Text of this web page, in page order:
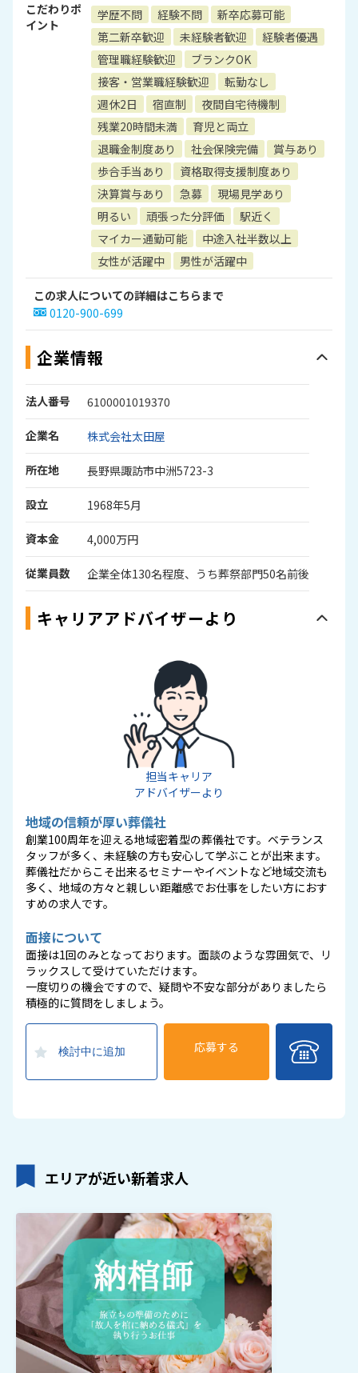
こだわりポ
イント
学歴不問 経験不問
新卒応募可能
第二新卒歓迎
未経験者歓迎
経験者優遇
管理職経験歓迎
ブランクOK
接客・営業職経験歓迎
転勤なし
週休2日
宿直制
夜間自宅待機制
残業20時間未満
育児と両立
退職金制度あり
社会保険完備
賞与あり
歩合手当あり
資格取得支援制度あり
決算賞与あり
急募
現場見学あり
明るい
頑張った分評価
駅近く
マイカー通勤可能
中途入社半数以上
女性が活躍中
男性が活躍中
この求人についての詳細はこちらまで
0120-900-699
企業情報
法人番号 6100001019370
企業名 株式会社太田屋
所在地 長野県諏訪市中洲5723-3
設立 1968年5月
資本金 4,000万円
従業員数 企業全体130名程度、うち葬祭部門50名前後
キャリアアドバイザーより
担当キャリア
アドバイザーより
地域の信頼が厚い葬儀社
創業100周年を迎える地域密着型の葬儀社です。ベテランス
タッフが多く、未経験の方も安心して学ぶことが出来ます。
葬儀社だからこそ出来るセミナーやイベントなど地域交流も
多く、地域の方々と親しい距離感でお仕事をしたい方におす
すめの求人です。
面接について
面接は1回のみとなっております。面談のような雰囲気で、リ
ラックスして受けていただけます。
一度切りの機会ですので、疑問や不安な部分がありましたら
積極的に質問をしましょう。
検討中に追加 応募する
エリアが近い新着求人